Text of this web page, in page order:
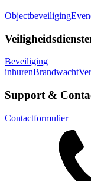
Objectbeveiliging
Beveiliging
inhurenBrandwacht
Support &
Contactformulier